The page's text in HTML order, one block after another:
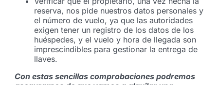
reserva, nos pide nuestros datos personales y
el número de vuelo, ya que las autoridades
exigen tener un registro de los datos de los
huéspedes, y el vuelo y hora de llegada son
imprescindibles para gestionar la entrega de
llaves.
Con estas sencillas comprobaciones podremos